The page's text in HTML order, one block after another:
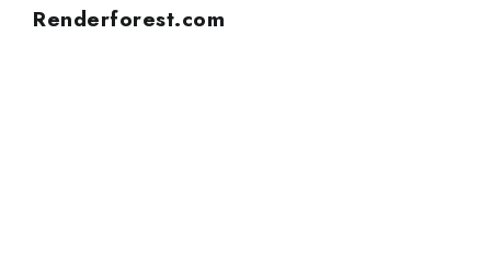
Renderforest.com